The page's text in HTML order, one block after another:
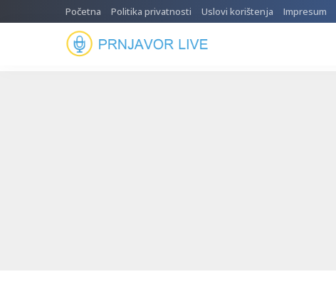
Početna Politika privatnosti Uslovi korištenja Impresum